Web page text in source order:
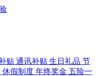
贴 通讯补贴 生日礼品 节
休假制度 年终奖金 五险一